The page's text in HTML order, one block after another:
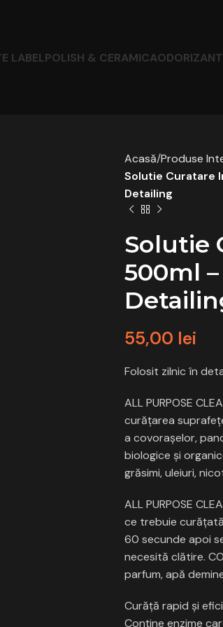
LABELPOLISH & CERAMICA
Acasă Produse
Solutie Curatare
Detailing
Solutie
500ml
55,00 lei
Folosit zilnic în
ALL PURPOSE
curățarea
a covoraşelor,
biologice și
grăsimi, uleiuri,
ALL PURPOSE
ce trebuie
60 secunde apoi
necesită clătire.
parfum, apă
Curăţă rapid şi
Conţine enzime